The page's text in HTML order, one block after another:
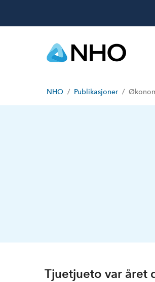
NHO Publikasjoner
Tjuetjueto var året